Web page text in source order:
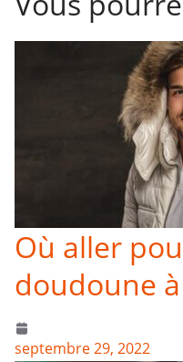
Où aller
doudoune
septembre 29, 2022